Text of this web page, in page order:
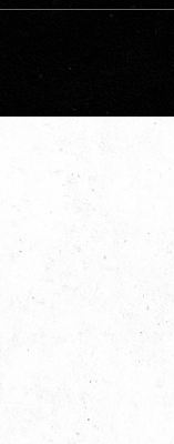
Kontaktinfo